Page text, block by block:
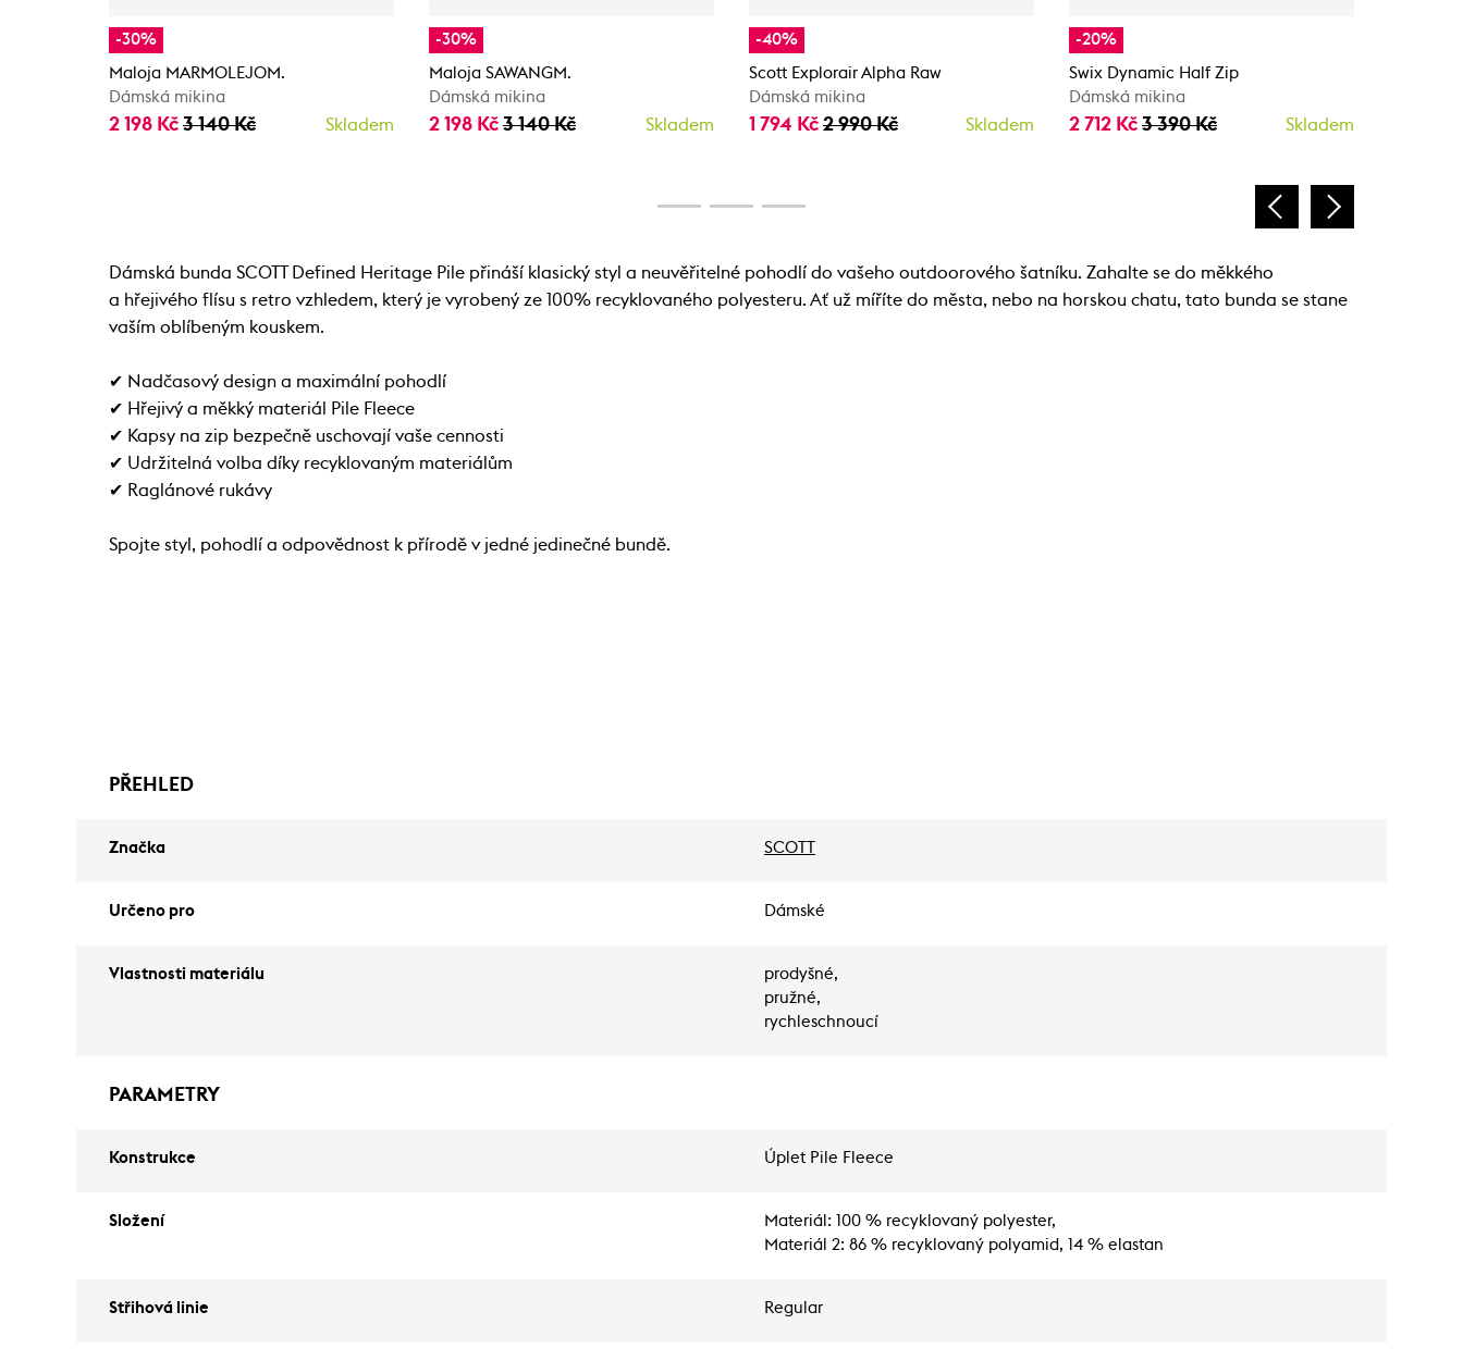
-30%
Maloja MARMOLEJOM.
Dámská mikina
2 198 Kč 3 140 Kč Skladem
-30%
Maloja SAWANGM.
Dámská mikina
2 198 Kč 3 140 Kč Skladem
-40%
Scott Explorair Alpha Raw
Dámská mikina
1 794 Kč 2 990 Kč Skladem
-20%
Swix Dynamic Half Zip
Dámská mikina
2 712 Kč 3 390 Kč Skladem
Dámská bunda SCOTT Defined Heritage Pile přináší klasický styl a neuvěřitelné pohodlí do vašeho outdoorového šatníku. Zahalte se do měkkého
a hřejivého flísu s retro vzhledem, který je vyrobený ze 100% recyklovaného polyesteru. Ať už míříte do města, nebo na horskou chatu, tato bunda se stane
vaším oblíbeným kouskem.
✔ Nadčasový design a maximální pohodlí
✔ Hřejivý a měkký materiál Pile Fleece
✔ Kapsy na zip bezpečně uschovají vaše cennosti
✔ Udržitelná volba díky recyklovaným materiálům
✔ Raglánové rukávy
Spojte styl, pohodlí a odpovědnost k přírodě v jedné jedinečné bundě.
PŘEHLED
Značka SCOTT
Určeno pro Dámské
Vlastnosti materiálu
prodyšné,
pružné,
rychleschnoucí
PARAMETRY
Konstrukce Úplet Pile Fleece
Složení
Materiál: 100 % recyklovaný polyester,
Materiál 2: 86 % recyklovaný polyamid, 14 % elastan
Střihová linie Regular